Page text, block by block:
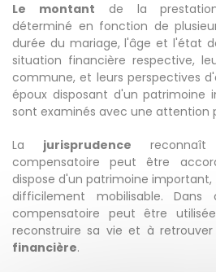
Le montant de la
déterminé en fonction de
durée du mariage, l'âge et l'état
situation financière respective,
commune, et leurs perspectives
époux disposant d'un patrimoine
sont examinés avec une attention
La jurisprudence
compensatoire peut être
dispose d'un patrimoine
difficilement mobilisable.
compensatoire peut être
reconstruire sa vie et à
financière.